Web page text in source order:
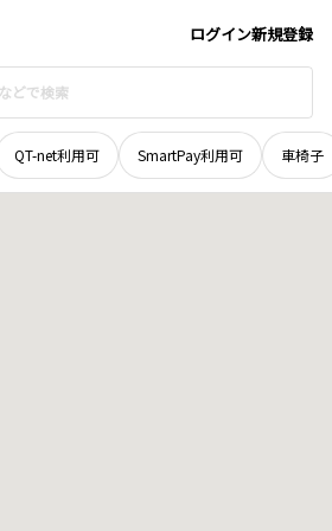
ログイン新規登録
QT-net利用可 SmartPay利用可 車椅子